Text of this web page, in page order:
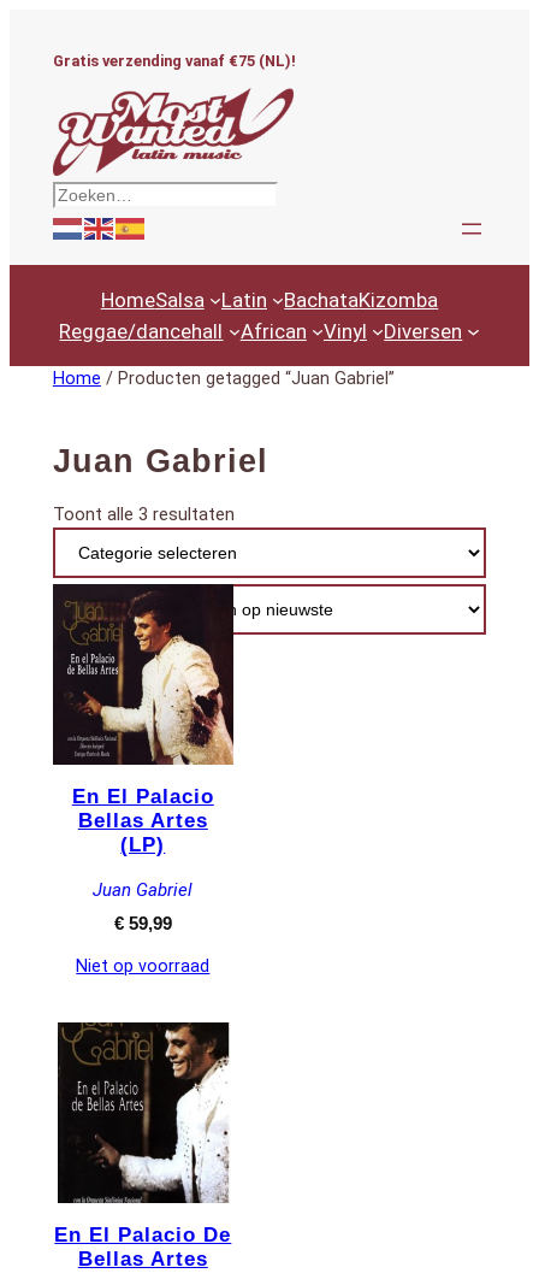
Gratis verzending vanaf €75 (NL)!
Zoeken
HomeSalsa Latin BachataKizomba
Reggae/dancehall
African Vinyl Diversen
Home / Producten getagged “Juan Gabriel”
Juan Gabriel
Toont alle 3 resultatenGesorteerd
nieuwste
En El Palacio
Bellas Artes
(LP)
Juan Gabriel
€59,99
Niet op voorraad
En El Palacio De
Bellas Artes